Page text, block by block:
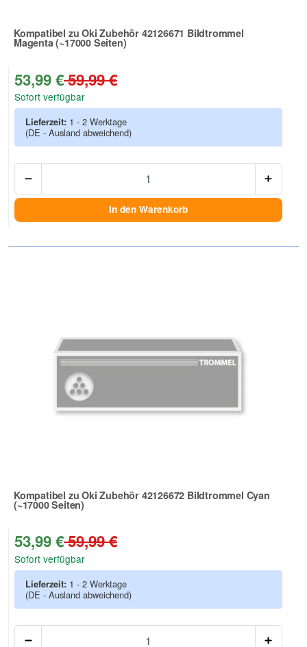
Kompatibel zu Oki Zubehör 42126671 Bildtrommel
Magenta (~17000 Seiten)
Zur Artikelbewertung
53,99 €59,99 €
Sofort verfügbar
Lieferzeit: 1 - 2 Werktage
(DE - Ausland abweichend)
In den Warenkorb
Kompatibel zu Oki Zubehör 42126672 Bildtrommel Cyan
(~17000 Seiten)
Zur Artikelbewertung
53,99 €59,99 €
Sofort verfügbar
Lieferzeit: 1 - 2 Werktage
(DE - Ausland abweichend)